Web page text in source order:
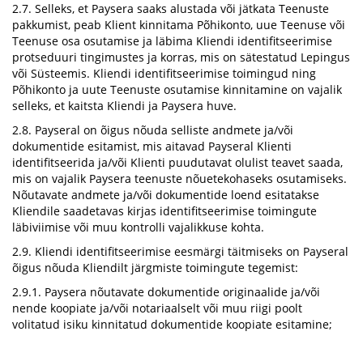
2.7. Selleks, et Paysera saaks alustada või jätkata Teenuste
pakkumist, peab Klient kinnitama Põhikonto, uue Teenuse või
Teenuse osa osutamise ja läbima Kliendi identifitseerimise
protseduuri tingimustes ja korras, mis on sätestatud Lepingus
või Süsteemis. Kliendi identifitseerimise toimingud ning
Põhikonto ja uute Teenuste osutamise kinnitamine on vajalik
selleks, et kaitsta Kliendi ja Paysera huve.
2.8. Payseral on õigus nõuda selliste andmete ja/või
dokumentide esitamist, mis aitavad Payseral Klienti
identifitseerida ja/või Klienti puudutavat olulist teavet saada,
mis on vajalik Paysera teenuste nõuetekohaseks osutamiseks.
Nõutavate andmete ja/või dokumentide loend esitatakse
Kliendile saadetavas kirjas identifitseerimise toimingute
läbiviimise või muu kontrolli vajalikkuse kohta.
2.9. Kliendi identifitseerimise eesmärgi täitmiseks on Payseral
õigus nõuda Kliendilt järgmiste toimingute tegemist:
2.9.1. Paysera nõutavate dokumentide originaalide ja/või
nende koopiate ja/või notariaalselt või muu riigi poolt
volitatud isiku kinnitatud dokumentide koopiate esitamine;